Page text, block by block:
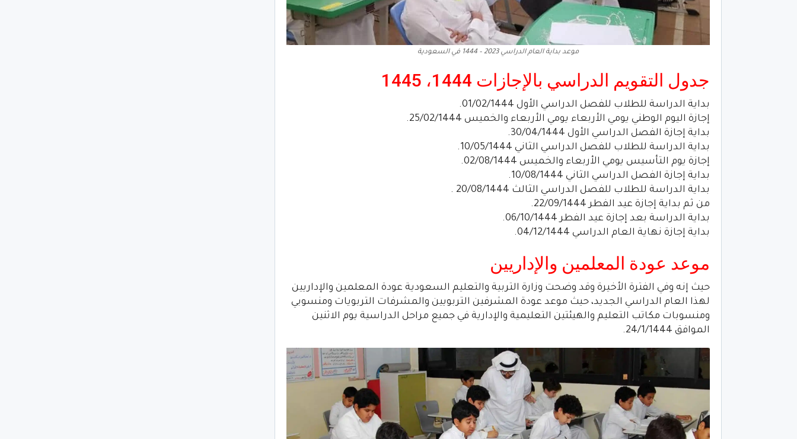
موعد بداية العام الدراسي 2023 – 1444 في السعودية
جدول التقويم الدراسي بالإجازات 1444، 1445
بداية الدراسة للطلاب للفصل الدراسي الأول 01/02/1444.
إجازة اليوم الوطني يومي الأربعاء يومي الأربعاء والخميس 25/02/1444.
بداية إجازة الفصل الدراسي الأول 30/04/1444.
بداية الدراسة للطلاب للفصل الدراسي الثاني 10/05/1444.
إجازة يوم التأسيس يومي الأربعاء والخميس 02/08/1444.
بداية إجازة الفصل الدراسي الثاني 10/08/1444.
بداية الدراسة للطلاب للفصل الدراسي الثالث 20/08/1444 .
من ثم بداية إجازة عيد الفطر 22/09/1444.
بداية الدراسة بعد إجازة عيد الفطر 06/10/1444.
بداية إجازة نهاية العام الدراسي 04/12/1444.
موعد عودة المعلمين والإداريين
حيث إنه وفي الفترة الأخيرة وقد وضحت وزارة التربية والتعليم السعودية عودة المعلمين والإداريين
لهذا العام الدراسي الجديد، حيث موعد عودة المشرفين التربويين والمشرفات التربويات ومنسوبي
ومنسوبات مكاتب التعليم والهيئتين التعليمية والإدارية في جميع مراحل الدراسية يوم الاثنين
الموافق 24/1/1444.